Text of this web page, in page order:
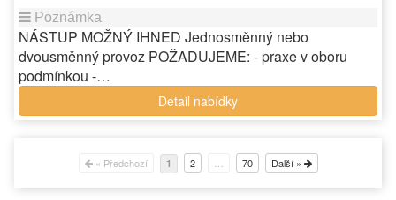
NÁSTUP MOŽNÝ IHNED Jednosměnný nebo
dvousměnný provoz POŽADUJEME: - praxe v oboru
podmínkou -…
Detail nabídky
« Předchozí 1 2 70 Další »